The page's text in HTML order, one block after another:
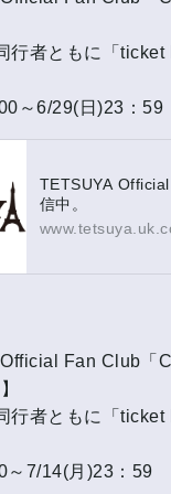
行者ともに「
～6/29(日)23：59
TETSUYA
信中。
Fan Club「
行者ともに「
～7/14(月)23：59